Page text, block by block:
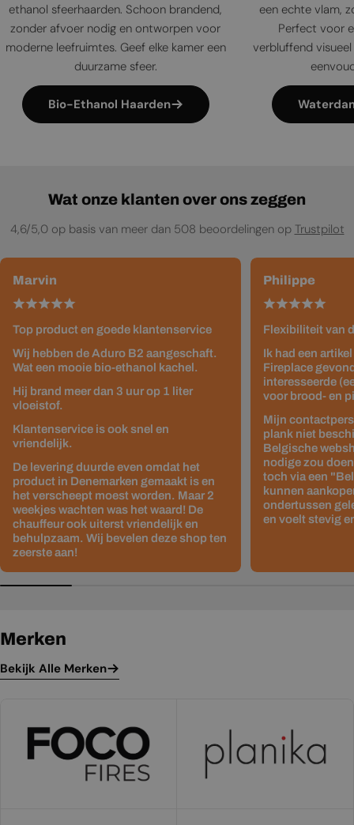
ethanol sfeerhaarden. Schoon brandend,
zonder afvoer nodig en ontworpen voor
moderne leefruimtes. Geef elke kamer een
duurzame sfeer.
Bio-Ethanol Haarden
een echte vlam,
Perfect voor
verbluffend
Wat onze klanten over ons zeggen
4,6/5,0 op basis van meer dan 508 beoordelingen op Trustpilot
Marvin
Top product en goede klantenservice
Wij hebben de Aduro B2 aangeschaft.
Wat een mooie bio-ethanol kachel.
Hij brand meer dan 3 uur op 1 liter
vloeistof.
Klantenservice is ook snel en
vriendelijk.
De levering duurde even omdat het
product in Denemarken gemaakt is en
het verscheept moest worden. Maar 2
weekjes wachten was het waard! De
chauffeur ook uiterst vriendelijk en
behulpzaam. Wij bevelen deze shop ten
zeerste aan!
Philippe
Flexibiliteit van
Ik had een
Fireplace
interesseerde
voor brood- en
Mijn
plank niet
Belgische
nodige zou
toch via een
kunnen
ondertussen
en voelt stevig
Merken
Bekijk Alle Merken